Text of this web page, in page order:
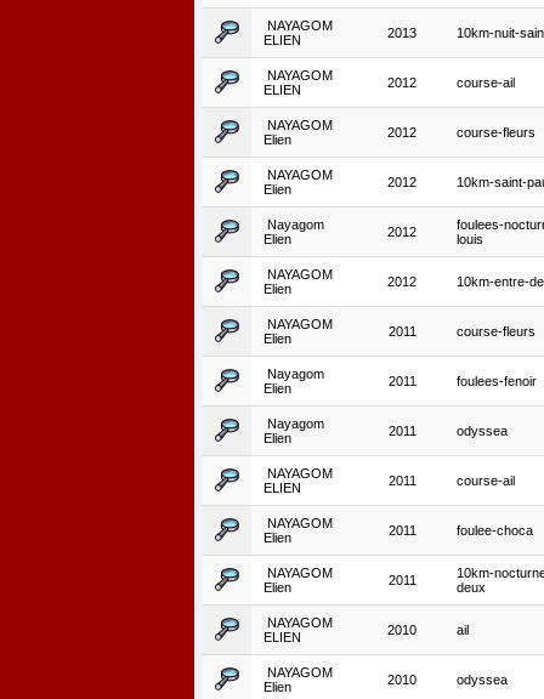
NAYAGOM
ELIEN
2013 10km-nuit-
NAYAGOM
ELIEN
2012 course-ail
NAYAGOM
Elien
2012 course-fleurs
NAYAGOM
Elien
2012 10km-saint-
Nayagom
Elien
2012
foulees-
louis
NAYAGOM
Elien
2012 10km-entre-
NAYAGOM
Elien
2011 course-fleurs
Nayagom
Elien
2011 foulees-fenoir
Nayagom
Elien
2011 odyssea
NAYAGOM
ELIEN
2011 course-ail
NAYAGOM
Elien
2011 foulee-choca
NAYAGOM
Elien
2011
10km-
deux
NAYAGOM
ELIEN
2010 ail
NAYAGOM
Elien
2010 odyssea